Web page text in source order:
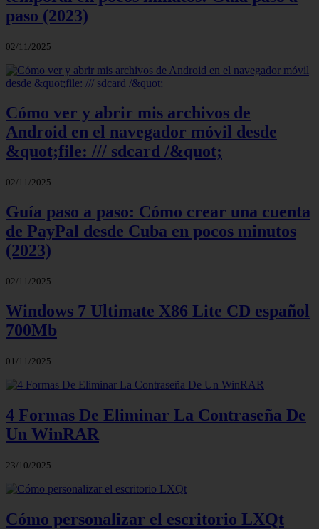
paso (2023)
02/11/2025
Cómo ver y abrir mis archivos de
Android en el navegador móvil desde
&quot;file: /// sdcard /&quot;
02/11/2025
Guía paso a paso: Cómo crear una cuenta
de PayPal desde Cuba en pocos minutos
(2023)
02/11/2025
Windows 7 Ultimate X86 Lite CD español
700Mb
01/11/2025
4 Formas De Eliminar La Contraseña De
Un WinRAR
23/10/2025
Cómo personalizar el escritorio LXQt